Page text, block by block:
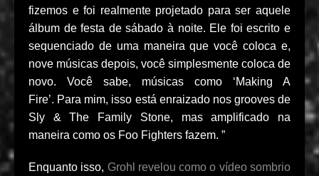
fizemos e foi realmente projetado para ser aquele
álbum de festa de sábado à noite. Ele foi escrito e
sequenciado de uma maneira que você coloca e,
nove músicas depois, você simplesmente coloca de
novo. Você sabe, músicas como ‘Making A
Fire’. Para mim, isso está enraizado nos grooves de
Sly & The Family Stone, mas amplificado na
maneira como os Foo Fighters fazem. ”
Enquanto isso, Grohl revelou como o vídeo sombrio